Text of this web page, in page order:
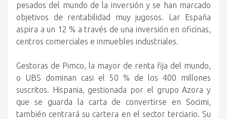
pesados del mundo de la inversión y se han marcado
objetivos de rentabilidad muy jugosos. Lar España
aspira a un 12 % a través de una inversión en oficinas,
centros comerciales e inmuebles industriales.
Gestoras de Pimco, la mayor de renta fija del mundo,
o UBS dominan casi el 50 % de los 400 millones
suscritos. Hispania, gestionada por el grupo Azora y
que se guarda la carta de convertirse en Socimi,
también centrará su cartera en el sector terciario. Su